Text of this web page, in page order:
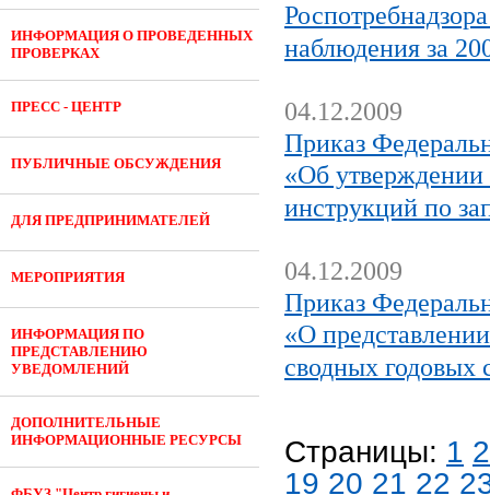
ИНФОРМАЦИЯ О ПРОВЕДЕННЫХ
ПРОВЕРКАХ
ПРЕСС - ЦЕНТР
ПУБЛИЧНЫЕ ОБСУЖДЕНИЯ
ДЛЯ ПРЕДПРИНИМАТЕЛЕЙ
МЕРОПРИЯТИЯ
ИНФОРМАЦИЯ ПО
ПРЕДСТАВЛЕНИЮ
УВЕДОМЛЕНИЙ
ДОПОЛНИТЕЛЬНЫЕ
ИНФОРМАЦИОННЫЕ РЕСУРСЫ
наблюдения за
04.12.2009
Приказ
«Об утверждении
инструкций по
04.12.2009
Приказ
«О
сводных годовых
Страницы: 1 2
19 20 21 22